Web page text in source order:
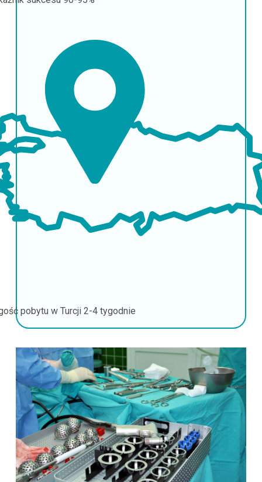
pobytu w Turcji 2-4 tygodnie